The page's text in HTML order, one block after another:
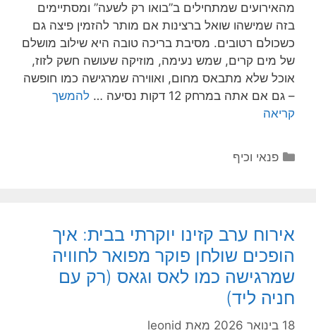
מהאירועים שמתחילים ב”בואו רק לשעה” ומסתיימים
בזה שמישהו שואל ברצינות אם מותר להזמין פיצה גם
כשכולם רטובים. מסיבת בריכה טובה היא שילוב מושלם
של מים קרים, שמש נעימה, מוזיקה שעושה חשק לזוז,
אוכל שלא מתבאס מחום, ואווירה שמרגישה כמו חופשה
– גם אם אתה במרחק 12 דקות נסיעה …
להמשך
קריאה
קטגוריות
פנאי וכיף
אירוח ערב קזינו יוקרתי בבית: איך
הופכים שולחן פוקר מפואר לחוויה
שמרגישה כמו לאס וגאס (רק עם
חניה ליד)
18 בינואר 2026 מאת leonid